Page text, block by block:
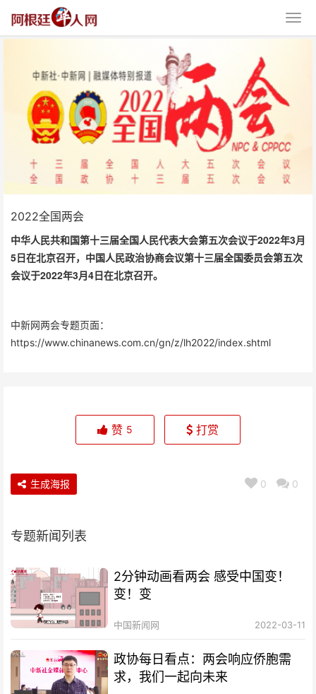
2022全国两会
中华人民共和国第十三届全国人民代表大会第五次会议于2022年3月
5日在北京召开，中国人民政治协商会议第十三届全国委员会第五次
会议于2022年3月4日在北京召开。
中新网两会专题页面：
https://www.chinanews.com.cn/gn/z/lh2022/index.shtml
2022全国两会
赞 5 打赏
0 0
生成海报
专题新闻列表
2分钟动画看两会 感受中国变！
变！变
中国新闻网 2022-03-11
政协每日看点：两会响应侨胞需
求，我们一起向未来